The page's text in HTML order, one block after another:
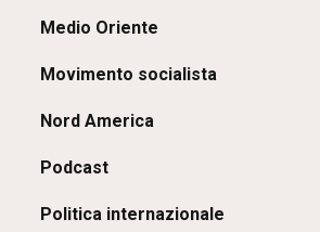
Medio Oriente
Movimento socialista
Nord America
Podcast
Politica internazionale